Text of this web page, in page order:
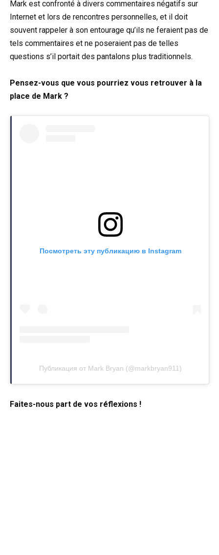
Mark est confronté à divers commentaires négatifs sur
Internet et lors de rencontres personnelles, et il doit
souvent rappeler à son entourage qu’ils ne feraient pas de
tels commentaires et ne poseraient pas de telles
questions s’il portait des pantalons plus traditionnels.
Pensez-vous que vous pourriez vous retrouver à la
place de Mark ?
Посмотреть эту публикацию в Instagram
Публикация от Mark Bryan (@markbryan911)
Faites-nous part de vos réflexions !